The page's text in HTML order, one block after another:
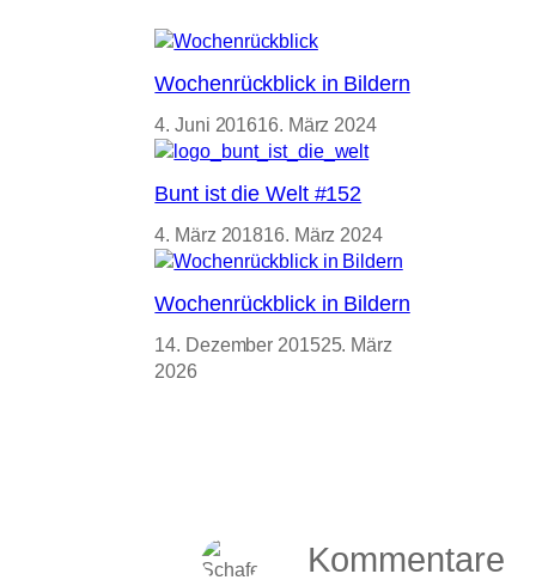
Wochenrückblick in Bildern
4. Juni 201616. März 2024
Bunt ist die Welt #152
4. März 201816. März 2024
Wochenrückblick in Bildern
14. Dezember 201525. März
2026
Kommentare